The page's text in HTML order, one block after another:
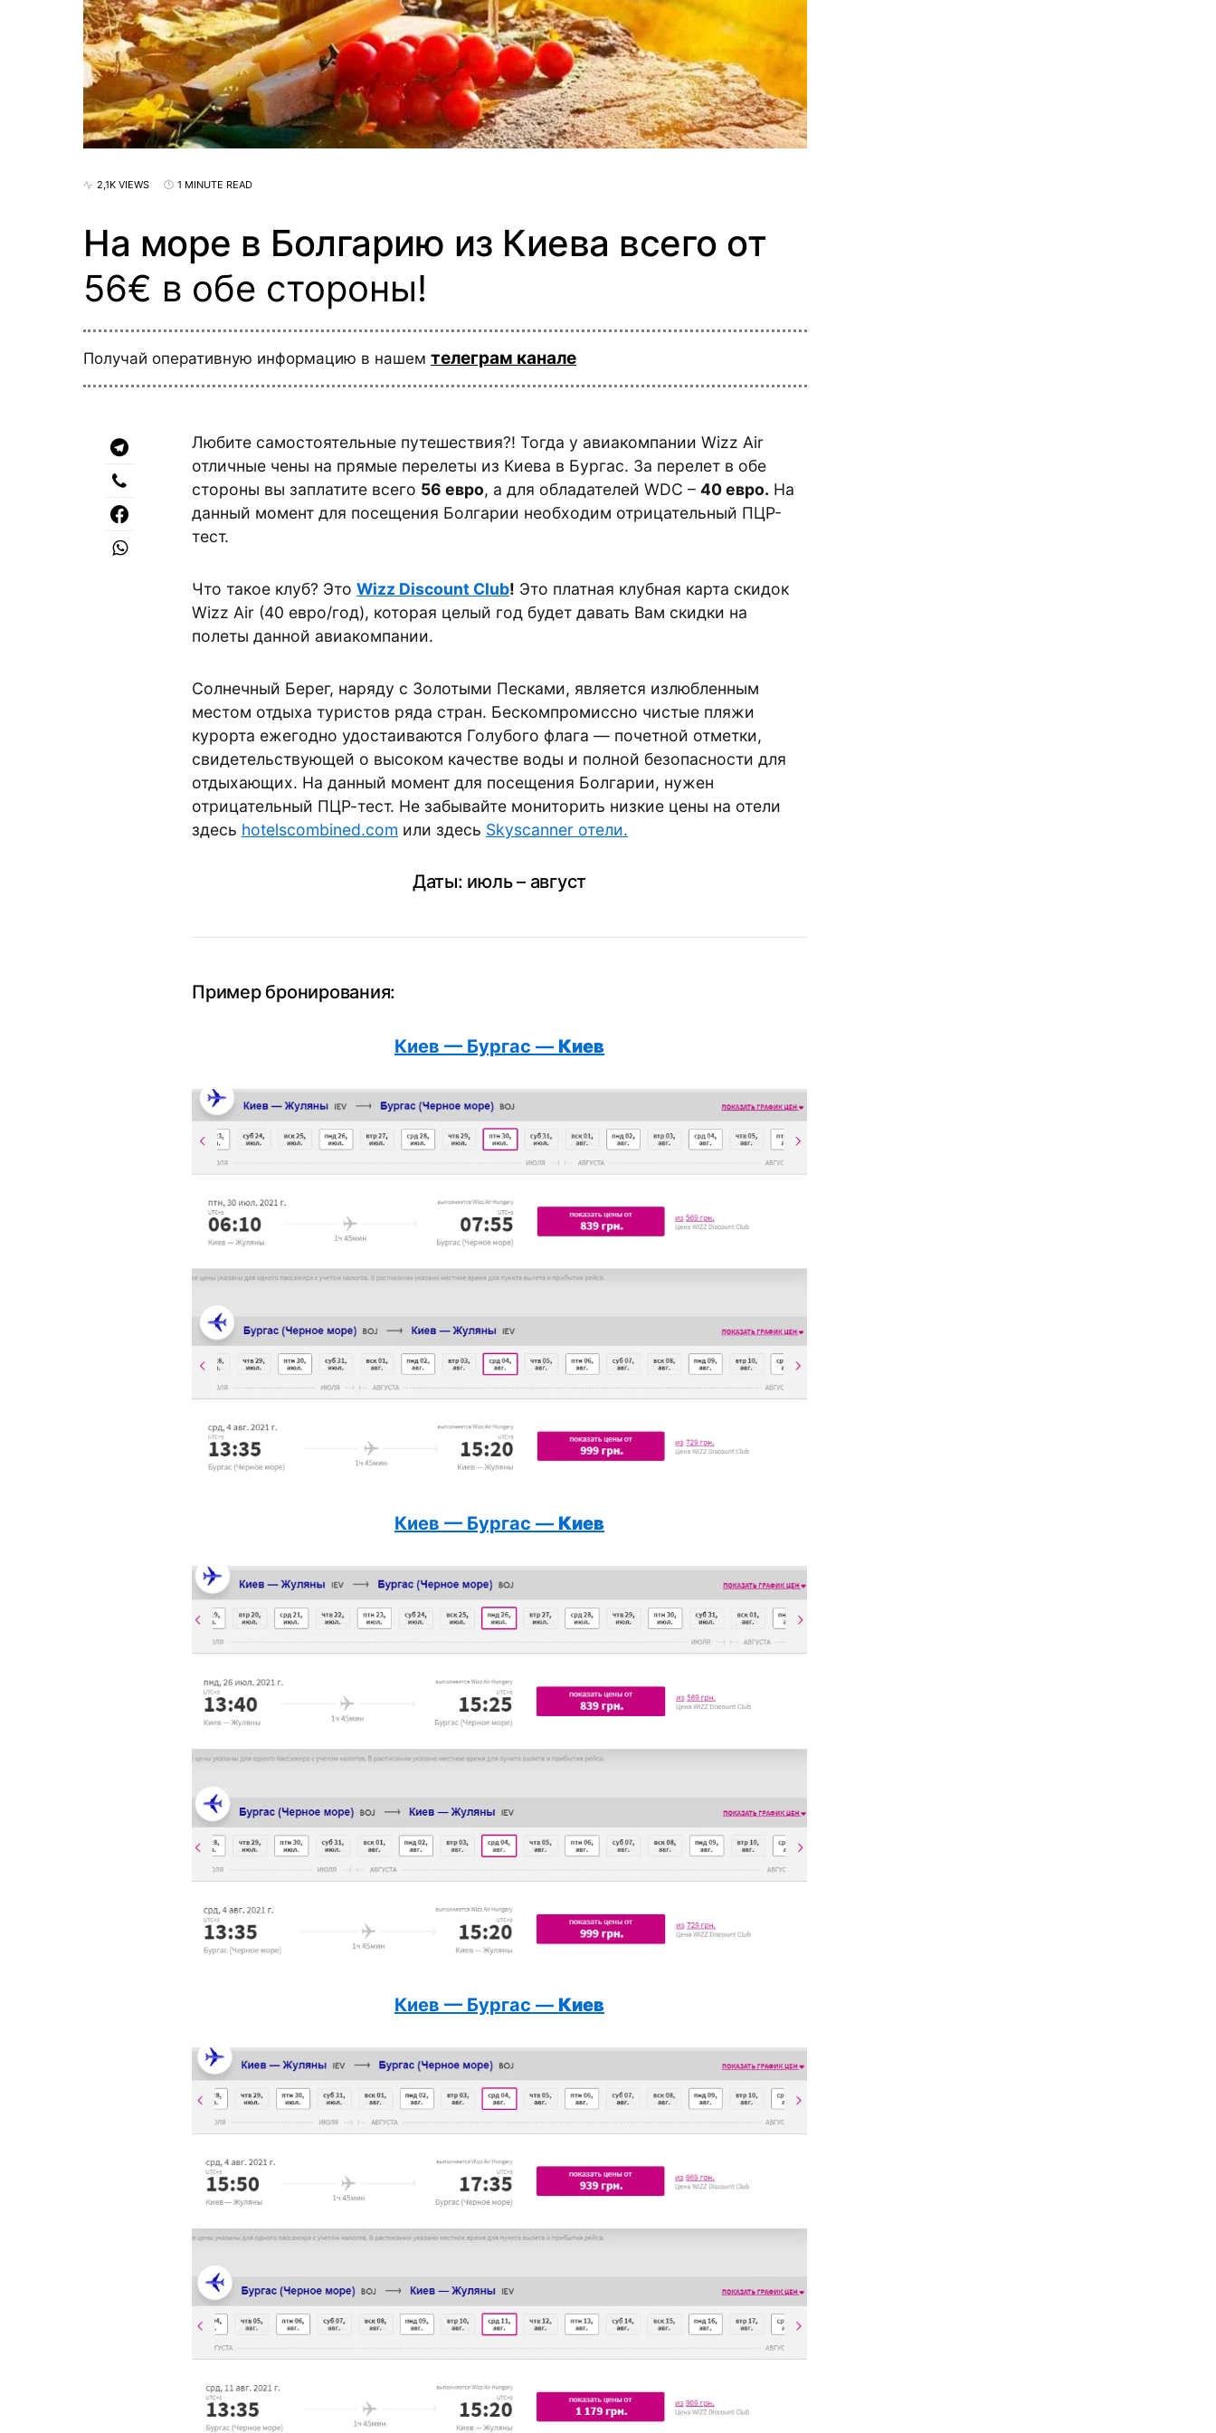
2,1K VIEWS 1 MINUTE READ
На море в Болгарию из Киева всего от
56€ в обе стороны!
Получай оперативную информацию в нашем телеграм канале
Любите самостоятельные путешествия?! Тогда у авиакомпании Wizz Air
отличные чены на прямые перелеты из Киева в Бургас. За перелет в обе
стороны вы заплатите всего 56 евро, а для обладателей WDC – 40 евро. На
данный момент для посещения Болгарии необходим отрицательный ПЦР-
тест.
Что такое клуб? Это Wizz Discount Club! Это платная клубная карта скидок
Wizz Air (40 евро/год), которая целый год будет давать Вам скидки на
полеты данной авиакомпании.
Солнечный Берег, наряду с Золотыми Песками, является излюбленным
местом отдыха туристов ряда стран. Бескомпромиссно чистые пляжи
курорта ежегодно удостаиваются Голубого флага — почетной отметки,
свидетельствующей о высоком качестве воды и полной безопасности для
отдыхающих. На данный момент для посещения Болгарии, нужен
отрицательный ПЦР-тест. Не забывайте мониторить низкие цены на отели
здесь hotelscombined.com или здесь Skyscanner отели.
Даты: июль – август
Пример бронирования:
Киев — Бургас — Киев
Киев — Бургас — Киев
Киев — Бургас — Киев